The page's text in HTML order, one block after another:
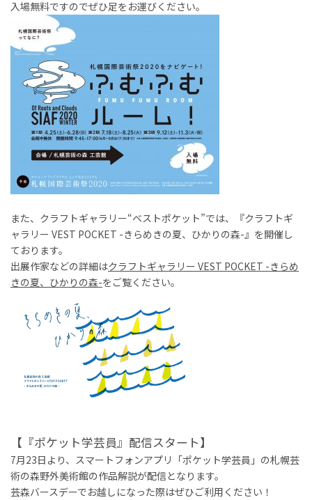
入場無料ですのでぜひ足をお運びください。
また、クラフトギャラリー“ベストポケット”では、『クラフトギ
ャラリー VEST POCKET -きらめきの夏、ひかりの森-』を開催し
ております。
出展作家などの詳細はクラフトギャラリー VEST POCKET -きらめ
きの夏、ひかりの森-をご覧ください。
【『ポケット学芸員』配信スタート】
7月23日より、スマートフォンアプリ「ポケット学芸員」の札幌芸
術の森野外美術館の作品解説が配信となります。
芸森バースデーでお越しになった際はぜひご利用ください！